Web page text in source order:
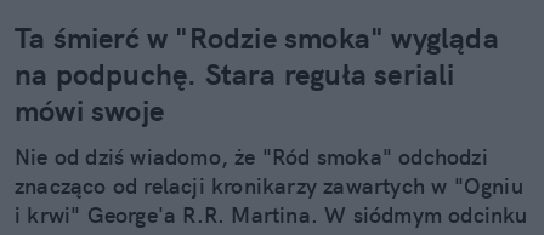
Ta śmierć w "Rodzie smoka" wygląda
na podpuchę. Stara reguła seriali
mówi swoje
Nie od dziś wiadomo, że "Ród smoka" odchodzi
znacząco od relacji kronikarzy zawartych w "Ogniu
i krwi" George'a R.R. Martina. W siódmym odcinku